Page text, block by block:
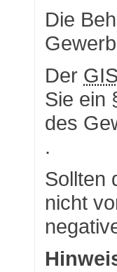
Die
Der
Sie ein
des
.
Sollten
nicht